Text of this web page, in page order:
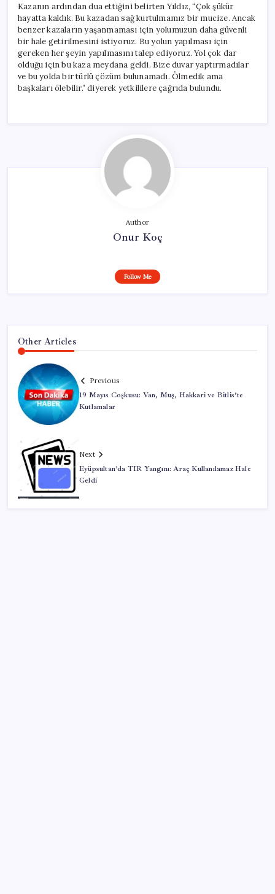
Kazanın ardından dua ettiğini belirten Yıldız, “Çok şükür
hayatta kaldık. Bu kazadan sağ kurtulmamız bir mucize. Ancak
benzer kazaların yaşanmaması için yolumuzun daha güvenli
bir hale getirilmesini istiyoruz. Bu yolun yapılması için
gereken her şeyin yapılmasını talep ediyoruz. Yol çok dar
olduğu için bu kaza meydana geldi. Bize duvar yaptırmadılar
ve bu yolda bir türlü çözüm bulunamadı. Ölmedik ama
başkaları ölebilir.” diyerek yetkililere çağrıda bulundu.
Author
Onur Koç
Follow Me
Other Articles
Previous
19 Mayıs Coşkusu: Van, Muş, Hakkari ve Bitlis’te
Kutlamalar
Next
Eyüpsultan’da TIR Yangını: Araç Kullanılamaz Hale
Geldi